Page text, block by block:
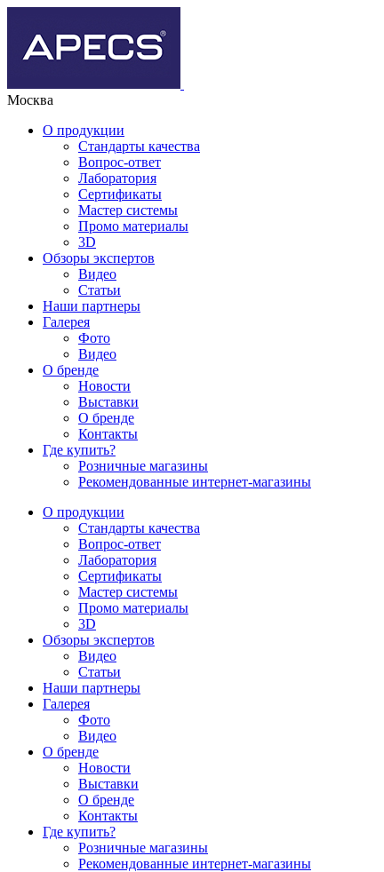
Москва
О продукции
Стандарты качества
Вопрос-ответ
Лаборатория
Сертификаты
Мастер системы
Промо материалы
3D
Обзоры экспертов
Видео
Статьи
Наши партнеры
Галерея
Фото
Видео
О бренде
Новости
Выставки
О бренде
Контакты
Где купить?
Розничные магазины
Рекомендованные интернет-магазины
О продукции
Стандарты качества
Вопрос-ответ
Лаборатория
Сертификаты
Мастер системы
Промо материалы
3D
Обзоры экспертов
Видео
Статьи
Наши партнеры
Галерея
Фото
Видео
О бренде
Новости
Выставки
О бренде
Контакты
Где купить?
Розничные магазины
Рекомендованные интернет-магазины